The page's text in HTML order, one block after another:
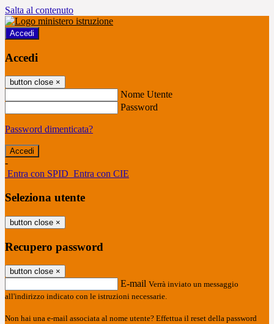
Salta al contenuto
Accedi
Accedi
button close ×
Nome Utente
Password
Password dimenticata?
-
Entra con SPID Entra con CIE
Seleziona utente
button close ×
Recupero password
button close ×
E-mail Verrà inviato un messaggio
all'indirizzo indicato con le istruzioni necessarie.
Non hai una e-mail associata al nome utente? Effettua il reset della password